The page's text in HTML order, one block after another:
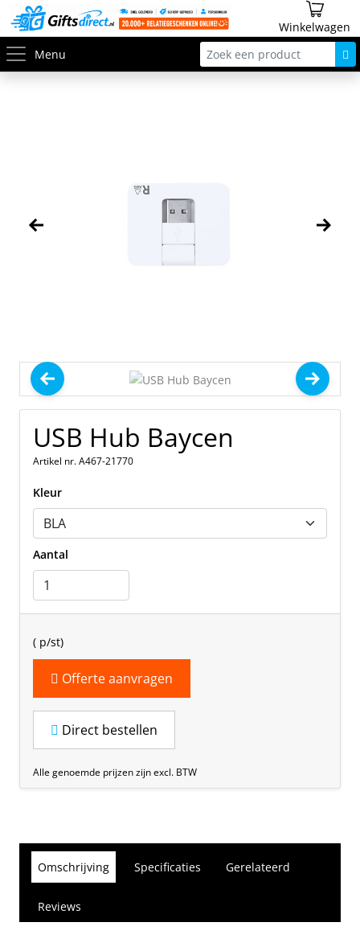
Winkelwagen
Menu
USB Hub Baycen
Artikel nr. A467-21770
Kleur
Aantal
( p/st)
Offerte aanvragen
Direct bestellen
Alle genoemde prijzen zijn excl. BTW
Omschrijving Specificaties Gerelateerd
Reviews